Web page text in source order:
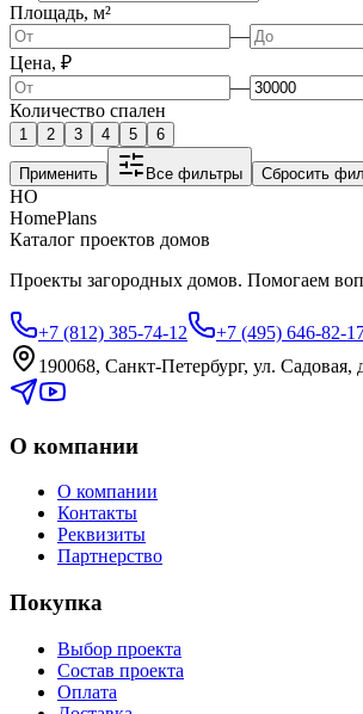
Площадь, м²
—
Цена, ₽
—
Количество спален
1 2 3 4 5 6
Применить Все фильтры Сбросить
HO
HomePlans
Каталог проектов домов
Проекты загородных домов. Помогаем
+7 (812) 385-74-12 +7 (495) 646-82-
190068, Санкт-Петербург, ул. Садовая,
О компании
О компании
Контакты
Реквизиты
Партнерство
Покупка
Выбор проекта
Состав проекта
Оплата